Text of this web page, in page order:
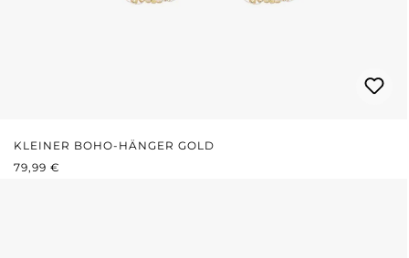
KLEINER BOHO-HÄNGER GOLD
REGULÄRER PREIS:
79,99 €